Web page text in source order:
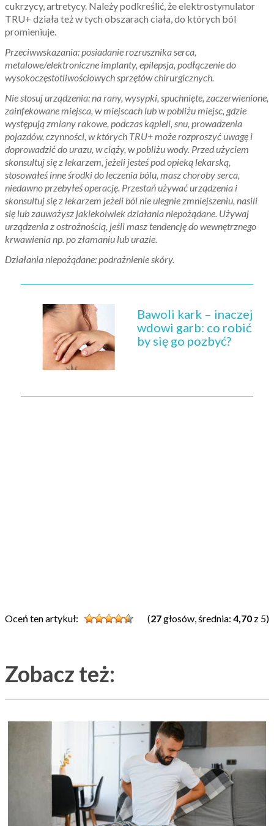
cukrzycy, artretycy. Należy podkreślić, że elektrostymulator
TRU+ działa też w tych obszarach ciała, do których ból
promieniuje.
Przeciwwskazania: posiadanie rozrusznika serca,
metalowe/elektroniczne implanty, epilepsja, podłączenie do
wysokoczęstotliwościowych sprzętów chirurgicznych.
Nie stosuj urządzenia: na rany, wysypki, spuchnięte, zaczerwienione,
zainfekowane miejsca, w miejscach lub w pobliżu miejsc, gdzie
występują zmiany rakowe, podczas kąpieli, snu, prowadzenia
pojazdów, czynności, w których TRU+ może rozproszyć uwagę i
doprowadzić do urazu, w ciąży, w pobliżu wody. Przed użyciem
skonsultuj się z lekarzem, jeżeli jesteś pod opieką lekarską,
stosowałeś inne środki do leczenia bólu, masz choroby serca,
niedawno przebyłeś operację. Przestań używać urządzenia i
skonsultuj się z lekarzem jeżeli ból nie ulegnie zmniejszeniu, nasili
się lub zauważysz jakiekolwiek działania niepożądane. Używaj
urządzenia z ostrożnością, jeśli masz tendencję do wewnętrznego
krwawienia np. po złamaniu lub urazie.
Działania niepożądane: podrażnienie skóry.
Bawoli kark – inaczej
wdowi garb: co robić
by się go pozbyć?
Oceń ten artykuł: (27głosów, średnia: 4,70 z 5)
Zobacz też: